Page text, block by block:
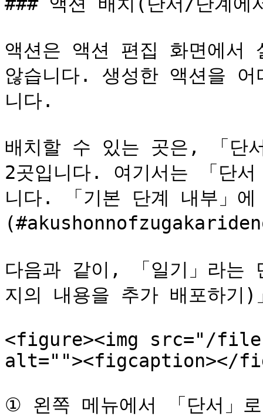
액션은 액션 편집 화면에서
않습니다. 생성한 액션을
니다.
배치할 수 있는 곳은, 「단
2곳입니다. 여기서는 「단
니다. 「기본 단계 내부」
다음과 같이, 「일기」라는
지의 내용을 추가 배포하기
<figure><img src="/files/
alt=""><figcaption></
① 왼쪽 메뉴에서 「단서」